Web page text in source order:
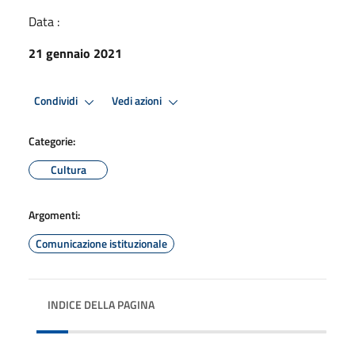
Data :
21 gennaio 2021
Condividi Vedi azioni
Categorie:
Cultura
Argomenti:
Comunicazione istituzionale
INDICE DELLA PAGINA